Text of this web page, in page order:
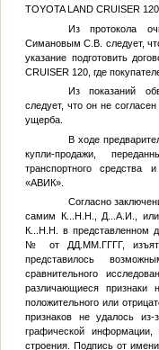
TOYOTA LAND CRUISER
Из протокола
Симановым С.В. следует,
указание подготовить
CRUISER 120, где
Из показаний
следует, что он не
ущерба.
В ходе
купли-продажи,
транспортного
«АВИК».
Согласно
самим
К...Н.Н. Д...А.И.
,
К...Н.Н.
в представленном
№
от ДД.ММ.ГГГГ,
представилось
сравнительного
различающиеся признаки
положительного или
признаков не удалось
графической информации,
строения. Подпись от имени